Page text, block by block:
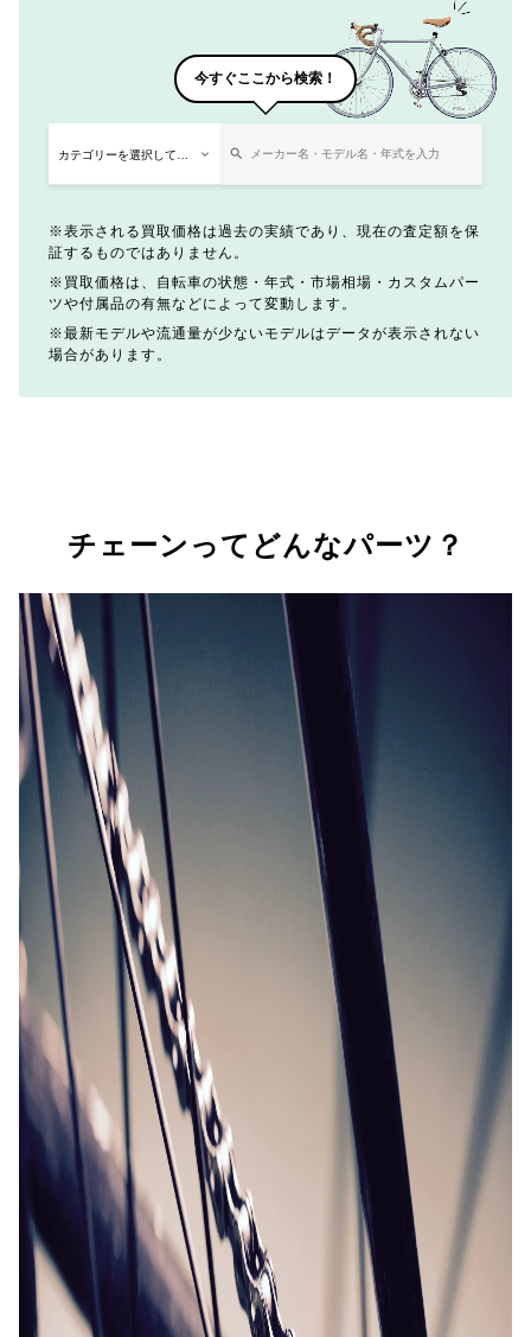
今すぐここから検索！
表示される買取価格は過去の実績であり、現在の査定額を保
証するものではありません。
買取価格は、自転車の状態・年式・市場相場・カスタムパー
ツや付属品の有無などによって変動します。
最新モデルや流通量が少ないモデルはデータが表示されない
場合があります。
チェーンってどんなパーツ？